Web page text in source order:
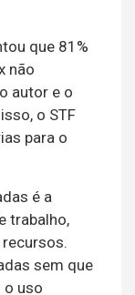
que 81%
não
autor e o
o STF
para o
é a
trabalho,
sem que
uso